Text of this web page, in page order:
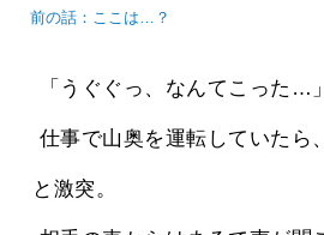
前の話：ここは…？
「うぐぐっ、なんてこった…」
と激突。